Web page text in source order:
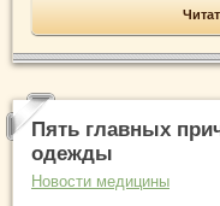
Пять главных
одежды
Новости медицины